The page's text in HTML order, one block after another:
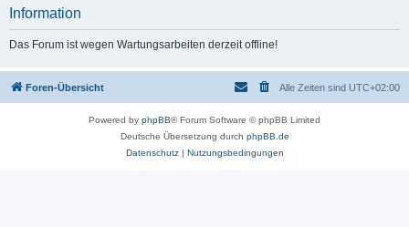
Information
Das Forum ist wegen Wartungsarbeiten derzeit offline!
Foren-Übersicht Alle Zeiten sind UTC+02:00
Powered by phpBB® Forum Software © phpBB Limited
Deutsche Übersetzung durch phpBB.de
Datenschutz| Nutzungsbedingungen